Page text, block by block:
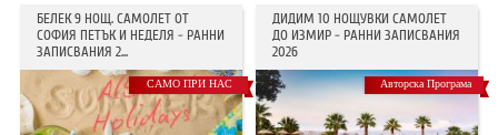
БЕЛЕК 9 НОЩ. САМОЛЕТ ОТ
СОФИЯ ПЕТЪК И НЕДЕЛЯ - РАННИ
ЗАПИСВАНИЯ 2...
САМО ПРИ НАС
ДИДИМ 10 НОЩУВКИ САМОЛЕТ
ДО ИЗМИР - РАННИ ЗАПИСВАНИЯ
2026
Авторска Програма